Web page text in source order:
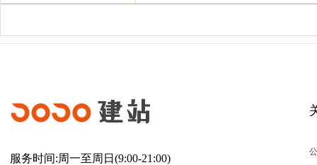
服务时间:周一至周日(9:00-21:00)
建站